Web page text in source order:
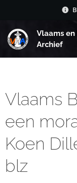
Vlaams
Archief
Vlaams
een
Koen
blz